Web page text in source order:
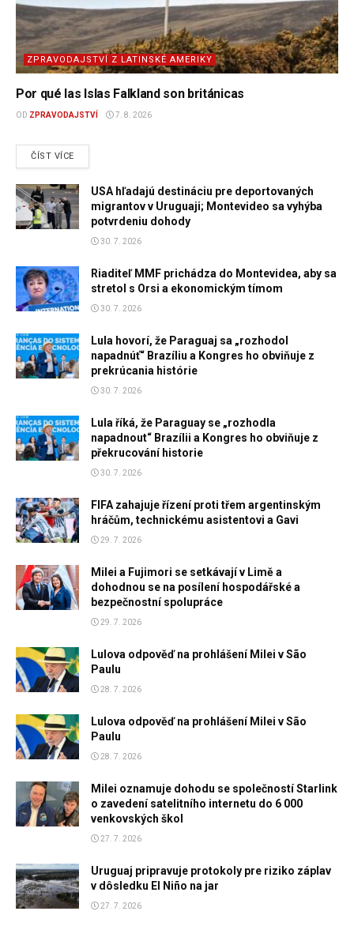
ZPRAVODAJSTVÍ Z LATINSKÉ AMERIKY
Por qué las Islas Falkland son británicas
OD ZPRAVODAJSTVÍ 7. 8. 2026
ČÍST VÍCEDETAILS
USA hľadajú destináciu pre deportovaných
migrantov v Uruguaji; Montevideo sa vyhýba
potvrdeniu dohody
30. 7. 2026
Riaditeľ MMF prichádza do Montevidea, aby sa
stretol s Orsi a ekonomickým tímom
30. 7. 2026
Lula hovorí, že Paraguaj sa „rozhodol
napadnúť“ Brazíliu a Kongres ho obviňuje z
prekrúcania histórie
30. 7. 2026
Lula říká, že Paraguay se „rozhodla
napadnout“ Brazílii a Kongres ho obviňuje z
překrucování historie
30. 7. 2026
FIFA zahajuje řízení proti třem argentinským
hráčům, technickému asistentovi a Gavi
29. 7. 2026
Milei a Fujimori se setkávají v Limě a
dohodnou se na posílení hospodářské a
bezpečnostní spolupráce
29. 7. 2026
Lulova odpověď na prohlášení Milei v São
Paulu
28. 7. 2026
Lulova odpověď na prohlášení Milei v São
Paulu
28. 7. 2026
Milei oznamuje dohodu se společností Starlink
o zavedení satelitního internetu do 6 000
venkovských škol
27. 7. 2026
Uruguaj pripravuje protokoly pre riziko záplav
v dôsledku El Niño na jar
27. 7. 2026